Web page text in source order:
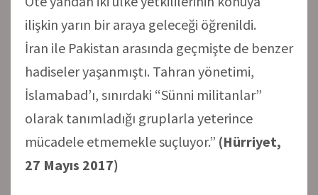
ilişkin yarın bir araya geleceği öğrenildi.
İran ile Pakistan arasında geçmişte de benzer
hadiseler yaşanmıştı. Tahran yönetimi,
İslamabad’ı, sınırdaki “Sünni militanlar”
olarak tanımladığı gruplarla yeterince
mücadele etmemekle suçluyor.” (Hürriyet,
27 Mayıs 2017)